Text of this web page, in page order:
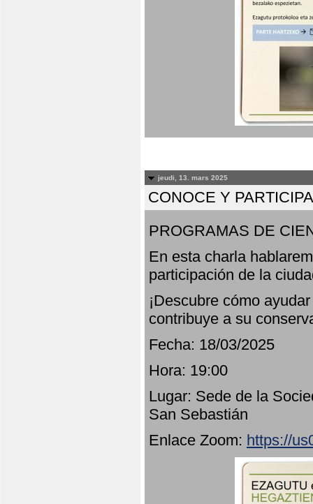
jeudi, 13. mars 2025
CONOCE Y
PROGRAMAS DE
En esta charla
participación de la
¡Descubre cómo
contribuye a su
Fecha: 18/03/2025
Hora: 19:00
Lugar: Sede de la
San Sebastián
Enlace Zoom: https://